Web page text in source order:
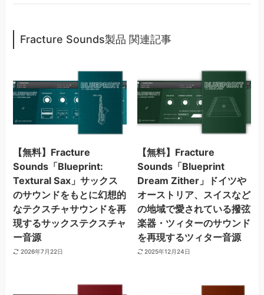
Fracture Sounds製品 関連記事
【無料】Fracture
Sounds「Blueprint:
Textural Sax」サックス
のサウンドをもとに幻想的
なテクスチャサウンドを再
現するサックステクスチャ
ー音源
2026年7月22日
【無料】Fracture
Sounds「Blueprint
Dream Zither」ドイツや
オーストリア、スイスなど
の地域で愛されている撥弦
楽器・ツィターのサウンド
を再現するツィター音源
2025年12月24日